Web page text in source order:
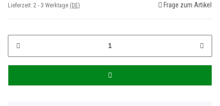
Lieferzeit: 2 - 3 Werktage (DE) Frage zum Artikel